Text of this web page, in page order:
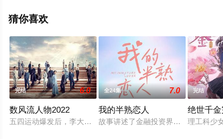
息可移步至豆瓣电视剧、电视猫或剧情网等平台了解。
。
猜你喜欢
完结 6.0
数风流人物2022
五四运动爆发后，李大钊、陈独秀等人探讨中国的危局和出路
全24集 7.0
我的半熟恋人
故事讲述了金融投资界的精英霸道总
完结
绝世千
理工科少